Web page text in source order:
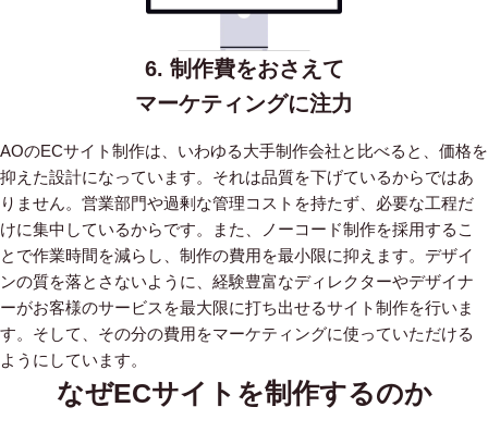
6. 制作費をおさえて
マーケティングに注力
AOのECサイト制作は、いわゆる大手制作会社と比べると、価格を
抑えた設計になっています。 それは品質を下げているからではあ
りません。営業部門や過剰な管理コストを持たず、必要な工程だ
けに集中しているからです。
また、ノーコード制作を採用するこ
とで作業時間を減らし、制作の費用を最小限に抑えます。デザイ
ンの質を落とさないように、経験豊富なディレクターやデザイナ
ーがお客様のサービスを最大限に打ち出せるサイト制作を行いま
す。そして、その分の費用をマーケティングに使っていただける
ようにしています。
なぜECサイトを制作するのか